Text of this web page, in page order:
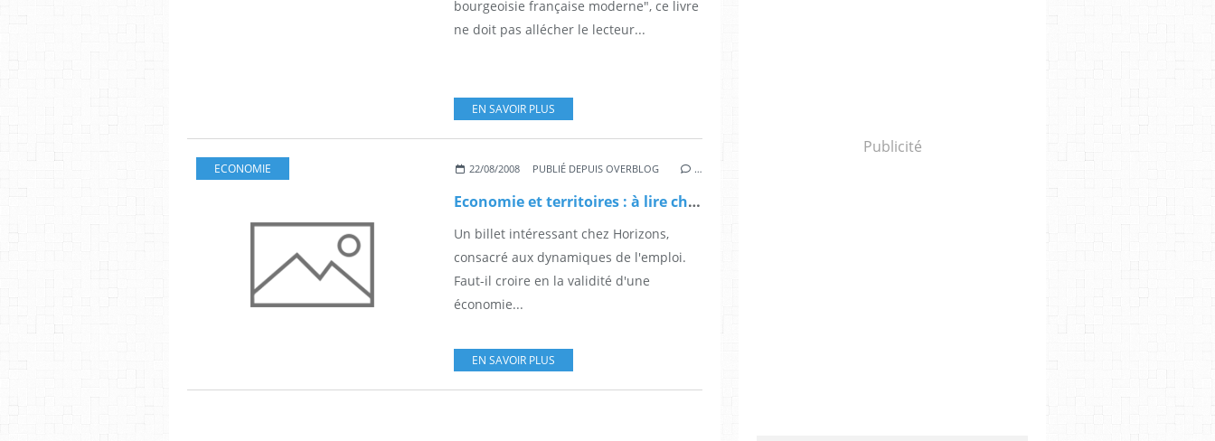
bourgeoisie française moderne", ce livre
ne doit pas allécher le lecteur...
EN SAVOIR PLUS
ECONOMIE 22/08/2008 PUBLIÉ DEPUIS OVERBLOG …
Economie et territoires : à lire chez Horizons
Un billet intéressant chez Horizons,
consacré aux dynamiques de l'emploi.
Faut-il croire en la validité d'une
économie...
EN SAVOIR PLUS
Publicité